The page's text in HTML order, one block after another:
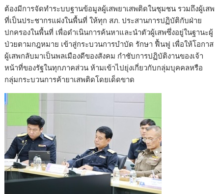
ต้องมีการจัดทำระบบฐานข้อมูลผู้เสพยาเสพติดในชุมชน รวมถึงผู้เสพ
ที่เป็นประชากรแฝงในพื้นที่ ให้ทุก สภ. ประสานการปฏิบัติกับฝ่าย
ปกครองในพื้นที่ เพื่อดำเนินการค้นหาและนำตัวผู้เสพซึ่งอยู่ในฐานะผู้
ป่วยตามกฎหมาย เข้าสู่กระบวนการบำบัด รักษา ฟื้นฟู เพื่อให้โอกาส
ผู้เสพกลับมาเป็นพลเมืองดีของสังคม กำชับการปฏิบัติงานของเจ้า
หน้าที่ของรัฐในทุกภาคส่วน ห้ามเข้าไปยุ่งเกี่ยวกับกลุ่มบุคคลหรือ
กลุ่มกระบวนการค้ายาเสพติดโดยเด็ดขาด